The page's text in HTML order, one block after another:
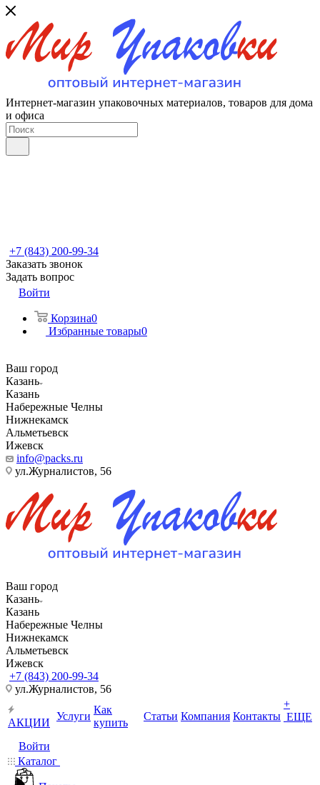
Интернет-магазин упаковочных материалов, товаров для дома
и офиса
+7 (843) 200-99-34
Заказать звонок
Задать вопрос
Войти
Корзина0
Избранные товары0
Ваш город
Казань
Казань
Набережные Челны
Нижнекамск
Альметьевск
Ижевск
info@packs.ru
ул.Журналистов, 56
Ваш город
Казань
Казань
Набережные Челны
Нижнекамск
Альметьевск
Ижевск
+7 (843) 200-99-34
ул.Журналистов, 56
АКЦИИ
Услуги
Как
купить
Статьи Компания Контакты
+
ЕЩЕ
Войти
Каталог